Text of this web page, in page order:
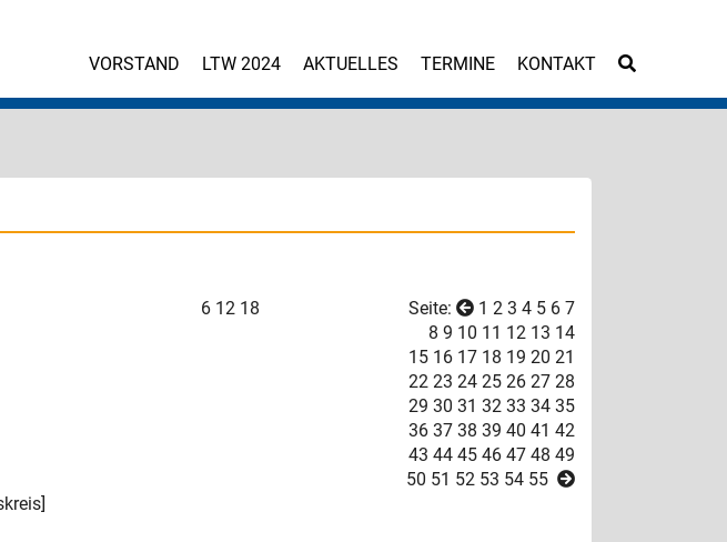
VORSTAND LTW 2024 AKTUELLES TERMINE KONTAKT
6 12 18 Seite: 1 2 3 4 5 6 7
8 9 10 11 12 13 14
15 16 17 18 19 20 21
22 23 24 25 26 27 28
29 30 31 32 33 34 35
36 37 38 39 40 41 42
43 44 45 46 47 48 49
50 51 52 53 54 55
]